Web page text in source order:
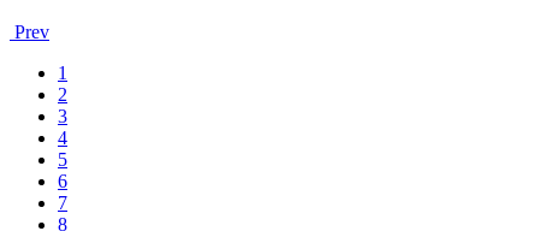
Prev
1
2
3
4
5
6
7
8